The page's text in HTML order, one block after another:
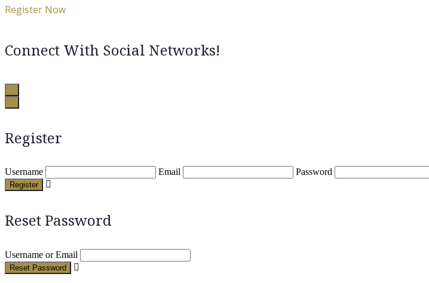
Register Now
Connect With Social Networks!
Register
Username Email Password
Register
Reset Password
Username or Email
Reset Password